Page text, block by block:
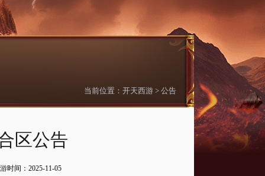
当前位置： 开天西游 > 公告
区公告
时间：2025-11-05